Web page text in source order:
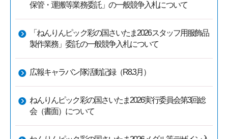
保管・運搬等業務委託」の一般競争入札について
「ねんりんピック彩の国さいたま2026スタッフ用服飾品
製作業務」委託の一般競争入札について
広報キャラバン隊活動記録（R8.3月）
ねんりんピック彩の国さいたま2026実行委員会第3回総
会（書面）について